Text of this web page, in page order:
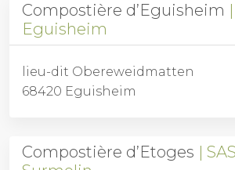
Compostière d’Eguisheim
Eguisheim
lieu-dit Obereweidmatten
68420 Eguisheim
Compostière d’Etoges